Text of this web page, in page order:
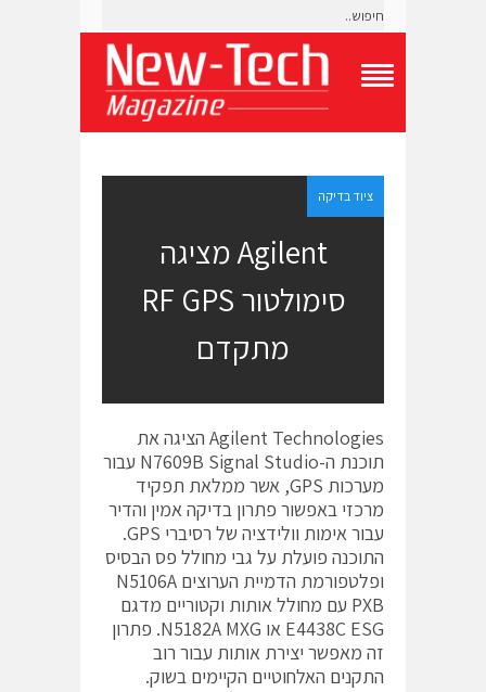
g
l
e
N
M
n
u
ציוד בדיקה
Agilent מציגה
סימולטור RF GPS
מתקדם
Agilent Technologies הציגה את
תוכנת ה-N7609B Signal Studio עבור
מערכות GPS, אשר ממלאת תפקיד
מרכזי באפשור פתרון בדיקה אמין והדיר
עבור אימות וולידציה של רסיברי GPS.
התוכנה פועלת על גבי מחולל פס הבסיס
ופלטפורמת הדמיית הערוצים N5106A
PXB עם מחולל אותות וקטוריים מדגם
E4438C ESG או N5182A MXG. פתרון
זה מאפשר יצירת אותות עבור רוב
התקנים האלחוטיים הקיימים בשוק.